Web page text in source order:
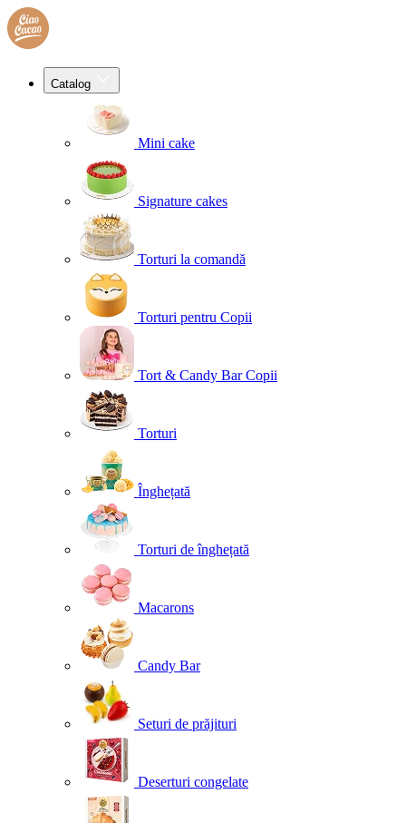
Catalog
Mini cake
Signature cakes
Torturi la comandă
Torturi pentru Copii
Tort & Candy Bar Copii
Torturi
Înghețată
Torturi de înghețată
Macarons
Candy Bar
Seturi de prăjituri
Deserturi congelate